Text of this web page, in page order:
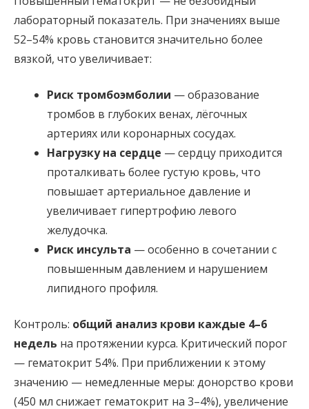
лабораторный показатель. При значениях выше
52–54% кровь становится значительно более
вязкой, что увеличивает:
Риск тромбоэмболии — образование
тромбов в глубоких венах, лёгочных
артериях или коронарных сосудах.
Нагрузку на сердце — сердцу приходится
проталкивать более густую кровь, что
повышает артериальное давление и
увеличивает гипертрофию левого
желудочка.
Риск инсульта — особенно в сочетании с
повышенным давлением и нарушением
липидного профиля.
Контроль: общий анализ крови каждые 4–6
недель на протяжении курса. Критический порог
— гематокрит 54%. При приближении к этому
значению — немедленные меры: донорство крови
(450 мл снижает гематокрит на 3–4%), увеличение